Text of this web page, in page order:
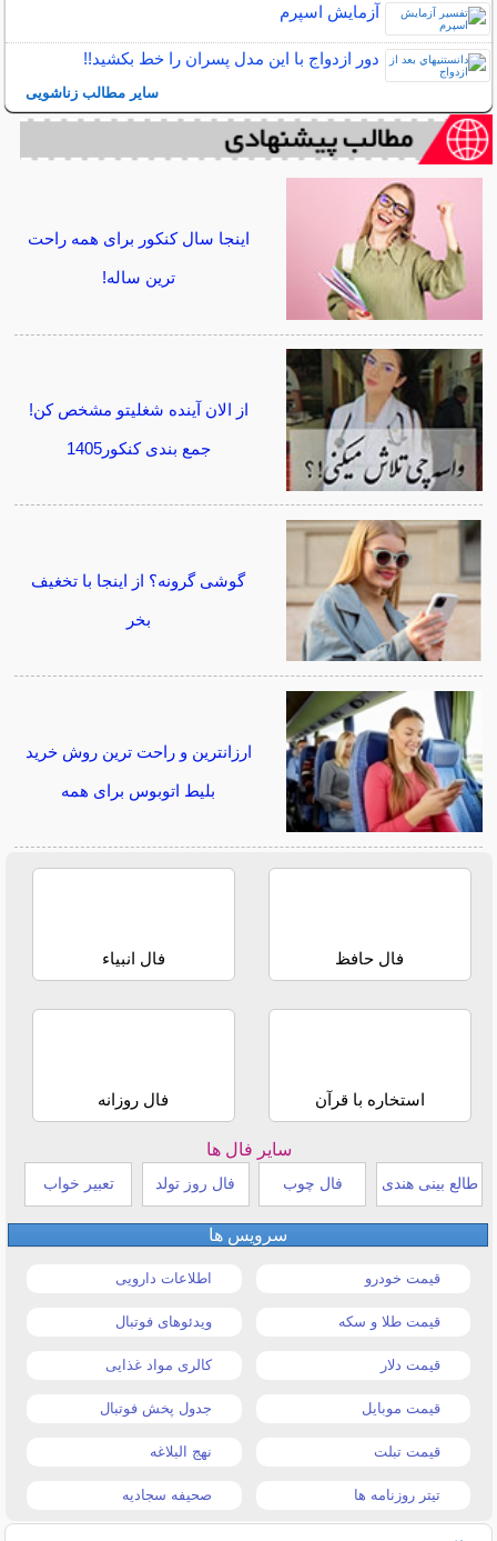
آزمایش اسپرم
دور ازدواج با این مدل پسران را خط بکشید!!
سایر مطالب زناشویی
اینجا سال کنکور برای همه راحت
ترین ساله!
از الان آینده شغلیتو مشخص کن!
جمع بندی کنکور1405
گوشی گرونه؟ از اینجا با تخغیف
بخر
ارزانترین و راحت ترین روش خرید
بلیط اتوبوس برای همه
فال حافظ فال انبیاء
استخاره با قرآن فال روزانه
سایر فال ها
طالع بینی هندی فال چوب فال روز تولد تعبیر خواب
سرویس ها
قیمت خودرو اطلاعات دارویی
قیمت طلا و سکه ویدئوهای فوتبال
قیمت دلار کالری مواد غذایی
قیمت موبایل جدول پخش فوتبال
قیمت تبلت نهج البلاغه
تیتر روزنامه ها صحیفه سجادیه